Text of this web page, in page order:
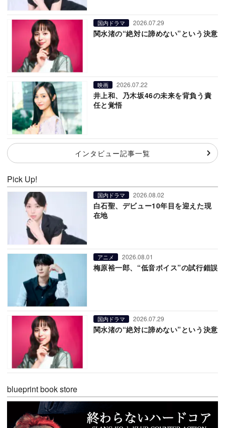
国内ドラマ 2026.07.29
関水渚の“絶対に諦めない”という決意
映画 2026.07.22
井上和、乃木坂46の未来を背負う責
任と覚悟
インタビュー記事一覧
Pick Up!
国内ドラマ 2026.08.02
白石聖、デビュー10年目を迎えた現
在地
アニメ 2026.08.01
梅原裕一郎、“低音ボイス”の試行錯誤
国内ドラマ 2026.07.29
関水渚の“絶対に諦めない”という決意
blueprint book store